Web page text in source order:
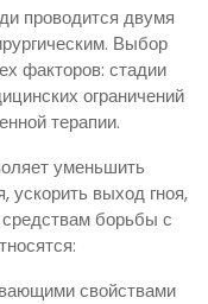
проводится двумя
Выбор
факторов: стадии
ограничений
терапии.
уменьшить
ускорить выход гноя,
борьбы с
свойствами